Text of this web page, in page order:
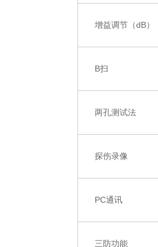
增益调节（dB）
B扫
两孔测试法
探伤录像
PC通讯
三防功能